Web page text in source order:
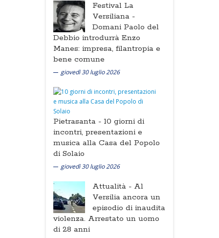
Festival La
Versiliana -
Domani Paolo del
Debbio introdurrà Enzo
Manes: impresa, filantropia e
bene comune
giovedì 30 luglio 2026
Pietrasanta - 10 giorni di
incontri, presentazioni e
musica alla Casa del Popolo
di Solaio
giovedì 30 luglio 2026
Attualità - Al
Versilia ancora un
episodio di inaudita
violenza. Arrestato un uomo
di 28 anni